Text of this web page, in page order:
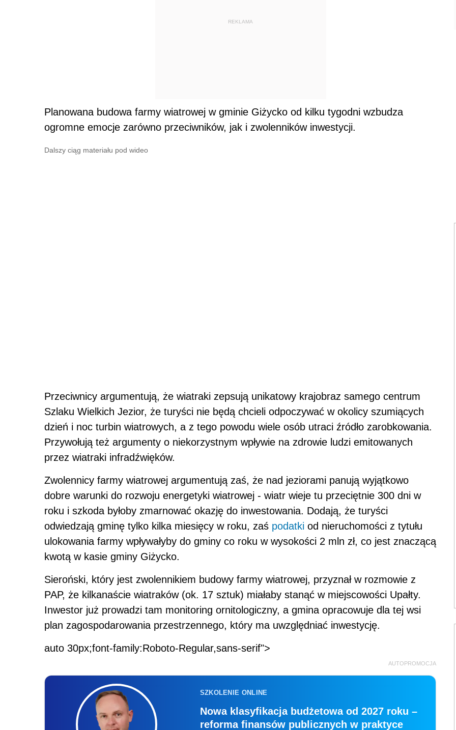
REKLAMA
Planowana budowa farmy wiatrowej w gminie Giżycko od kilku tygodni wzbudza
ogromne emocje zarówno przeciwników, jak i zwolenników inwestycji.
Dalszy ciąg materiału pod wideo
Przeciwnicy argumentują, że wiatraki zepsują unikatowy krajobraz samego centrum
Szlaku Wielkich Jezior, że turyści nie będą chcieli odpoczywać w okolicy szumiących
dzień i noc turbin wiatrowych, a z tego powodu wiele osób utraci źródło zarobkowania.
Przywołują też argumenty o niekorzystnym wpływie na zdrowie ludzi emitowanych
przez wiatraki infradźwięków.
Zwolennicy farmy wiatrowej argumentują zaś, że nad jeziorami panują wyjątkowo
dobre warunki do rozwoju energetyki wiatrowej - wiatr wieje tu przeciętnie 300 dni w
roku i szkoda byłoby zmarnować okazję do inwestowania. Dodają, że turyści
odwiedzają gminę tylko kilka miesięcy w roku, zaś podatki od nieruchomości z tytułu
ulokowania farmy wpływałyby do gminy co roku w wysokości 2 mln zł, co jest znaczącą
kwotą w kasie gminy Giżycko.
Sieroński, który jest zwolennikiem budowy farmy wiatrowej, przyznał w rozmowie z
PAP, że kilkanaście wiatraków (ok. 17 sztuk) miałaby stanąć w miejscowości Upałty.
Inwestor już prowadzi tam monitoring ornitologiczny, a gmina opracowuje dla tej wsi
plan zagospodarowania przestrzennego, który ma uwzględniać inwestycję.
auto 30px;font-family:Roboto-Regular,sans-serif">
AUTOPROMOCJA
SZKOLENIE ONLINE
Nowa klasyfikacja budżetowa od 2027 roku –
reforma finansów publicznych w praktyce